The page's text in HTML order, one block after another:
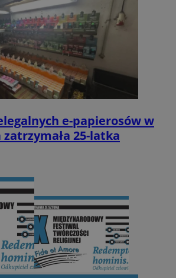
e-papierosów w
25-latka